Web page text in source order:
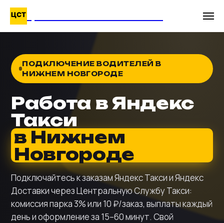
ПОДКЛЮЧЕНИЕ ВОДИТЕЛЕЙ В
НИЖНЕМ НОВГОРОДЕ
Работа в Яндекс
Такси
в Нижнем
Новгороде
Подключайтесь к заказам Яндекс Такси и Яндекс
Доставки через Центральную Службу Такси:
комиссия парка 3% или 10 ₽/заказ, выплаты каждый
день и оформление за 15–60 минут. Свой